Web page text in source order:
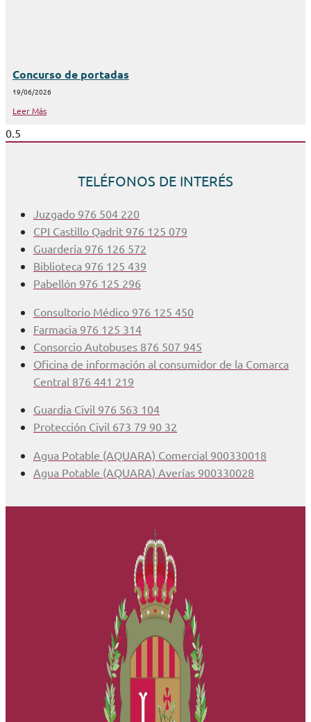
Concurso de portadas
19/06/2026
Leer Más
TELÉFONOS DE INTERÉS
Juzgado 976 504 220
CPI Castillo Qadrit 976 125 079
Guardería 976 126 572
Biblioteca 976 125 439
Pabellón 976 125 296
Consultorio Médico 976 125 450
Farmacia 976 125 314
Consorcio Autobuses 876 507 945
Oficina de información al consumidor de la Comarca
Central 876 441 219
Guardia Civil 976 563 104
Protección Civil 673 79 90 32
Agua Potable (AQUARA) Comercial 900330018
Agua Potable (AQUARA) Averías 900330028